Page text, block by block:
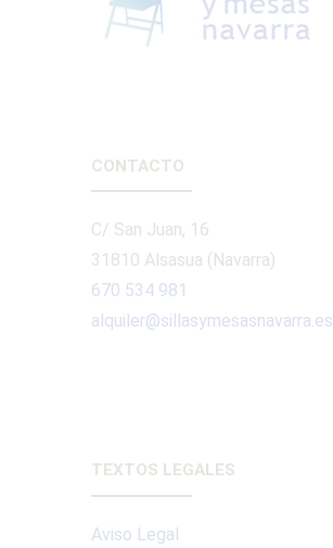
CONTACTO
C/ San Juan, 16
31810 Alsasua (Navarra)
670 534 981
alquiler@sillasymesasnavarra.es
TEXTOS LEGALES
Aviso Legal